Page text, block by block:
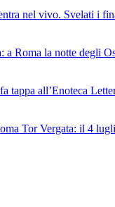
nel vivo. Svelati i
Roma la notte degli
tappa all’Enoteca
Tor Vergata: il 4